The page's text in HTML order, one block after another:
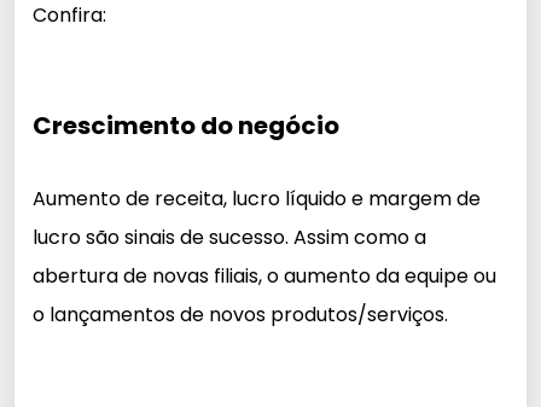
Confira:
Crescimento do negócio
Aumento de receita, lucro líquido e margem de
lucro são sinais de sucesso. Assim como a
abertura de novas filiais, o aumento da equipe ou
o lançamentos de novos produtos/serviços.